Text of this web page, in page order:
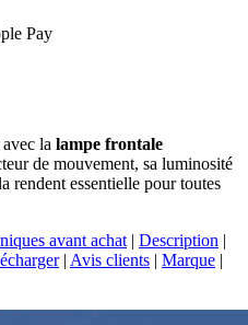
Pay
la lampe frontale
de mouvement, sa luminosité
rendent essentielle pour toutes
avant achat | Description |
| Avis clients | Marque |